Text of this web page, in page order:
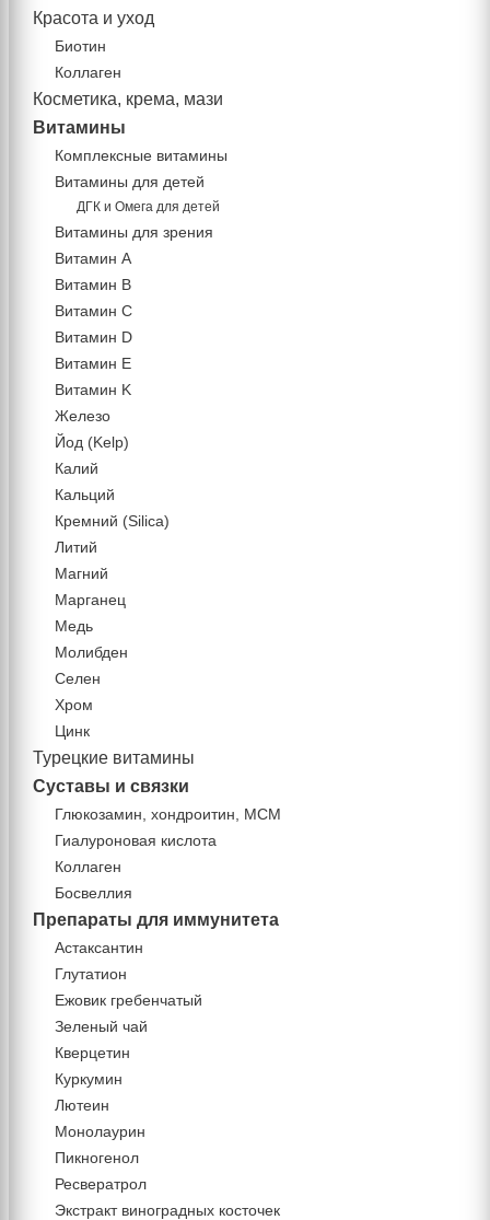
Красота и уход
Биотин
Коллаген
Косметика, крема, мази
Витамины
Комплексные витамины
Витамины для детей
ДГК и Омега для детей
Витамины для зрения
Витамин А
Витамин В
Витамин C
Витамин D
Витамин Е
Витамин K
Железо
Йод (Kelp)
Калий
Кальций
Кремний (Silica)
Литий
Магний
Марганец
Медь
Молибден
Селен
Хром
Цинк
Турецкие витамины
Суставы и связки
Глюкозамин, хондроитин, МСМ
Гиалуроновая кислота
Коллаген
Босвеллия
Препараты для иммунитета
Астаксантин
Глутатион
Ежовик гребенчатый
Зеленый чай
Кверцетин
Куркумин
Лютеин
Монолаурин
Пикногенол
Ресвератрол
Экстракт виноградных косточек